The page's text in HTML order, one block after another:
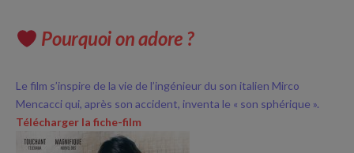
Pourquoi on adore ?
Le film s’inspire de la vie de l’ingénieur du son italien Mirco
Mencacci qui, après son accident, inventa le « son sphérique ».
Télécharger la fiche-film